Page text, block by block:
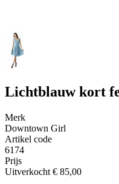
Lichtblauw kort
Merk
Downtown Girl
Artikel code
6174
Prijs
Uitverkocht € 85,00